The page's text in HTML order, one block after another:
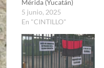
Mérida (Yucatán)
5 junio, 2025
En "CINTILLO"